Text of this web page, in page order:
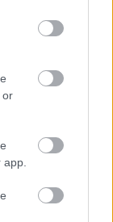
or